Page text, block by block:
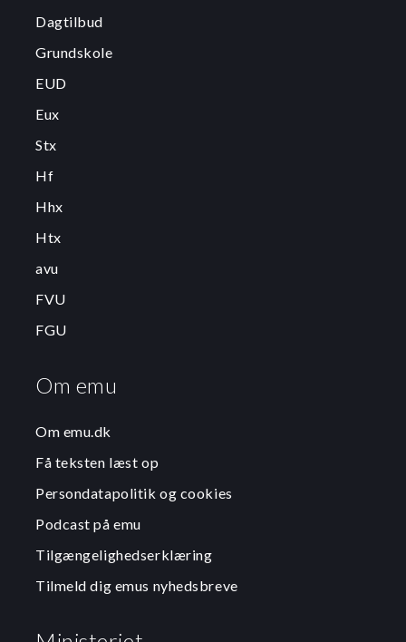
Dagtilbud
Grundskole
EUD
Eux
Stx
Hf
Hhx
Htx
avu
FVU
FGU
Om emu
Om emu.dk
Få teksten læst op
Persondatapolitik og cookies
Podcast på emu
Tilgængelighedserklæring
Tilmeld dig emus nyhedsbreve